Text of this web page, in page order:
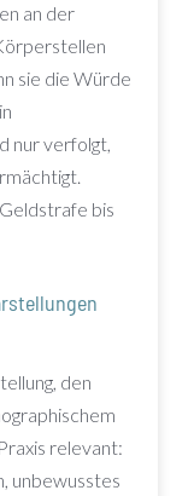
an der
sie die Würde
nur verfolgt,
bis
den
relevant:
unbewusstes